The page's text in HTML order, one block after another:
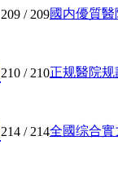
209 / 209國内優質
210 / 210正规醫院
214 / 214全國综合實